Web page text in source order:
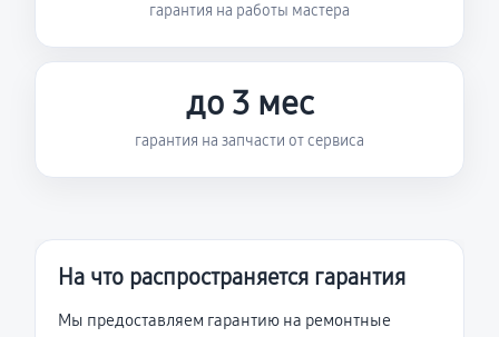
гарантия на работы мастера
до 3 мес
гарантия на запчасти от сервиса
На что распространяется гарантия
Мы предоставляем гарантию на ремонтные